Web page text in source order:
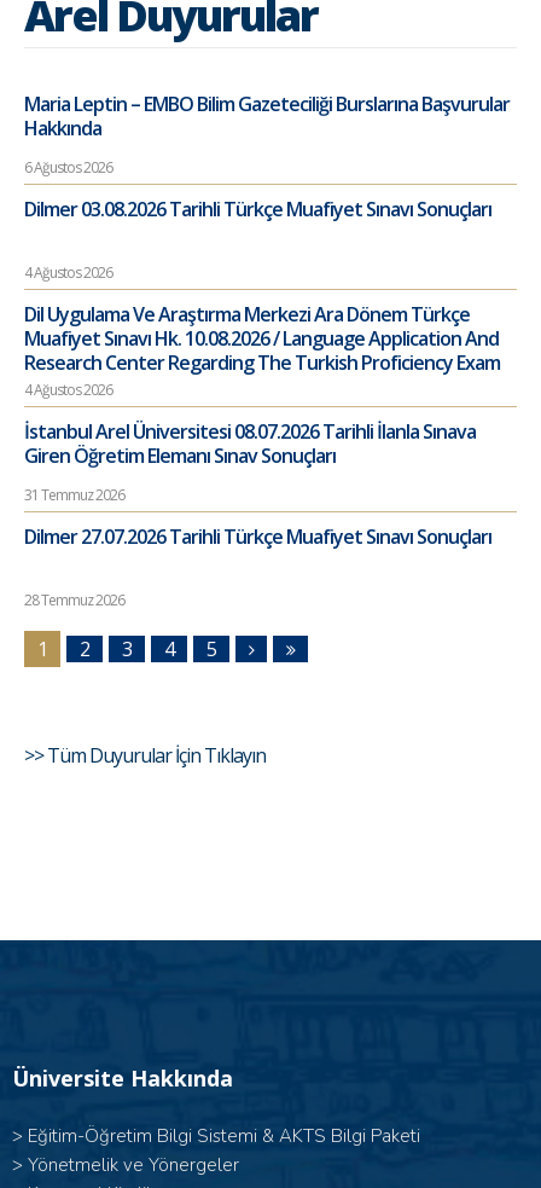
Arel Duyurular
Maria Leptin – EMBO Bilim Gazeteciliği Burslarına Başvurular
Hakkında
6 Ağustos 2026
Dilmer 03.08.2026 Tarihli Türkçe Muafiyet Sınavı Sonuçları
4 Ağustos 2026
Dil Uygulama Ve Araştırma Merkezi Ara Dönem Türkçe
Muafiyet Sınavı Hk. 10.08.2026 / Language Application And
Research Center Regarding The Turkish Proficiency Exam
4 Ağustos 2026
İstanbul Arel Üniversitesi 08.07.2026 Tarihli İlanla Sınava
Giren Öğretim Elemanı Sınav Sonuçları
31 Temmuz 2026
Dilmer 27.07.2026 Tarihli Türkçe Muafiyet Sınavı Sonuçları
28 Temmuz 2026
1 2 3 4 5
>> Tüm Duyurular İçin Tıklayın
Üniversite Hakkında
> Eğitim-Öğretim Bilgi Sistemi & AKTS Bilgi Paketi
> Yönetmelik ve Yönergeler